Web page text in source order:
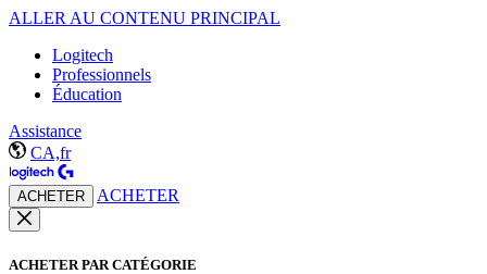
ALLER AU CONTENU PRINCIPAL
Logitech
Professionnels
Éducation
Assistance
CA,fr
ACHETER ACHETER
ACHETER PAR CATÉGORIE